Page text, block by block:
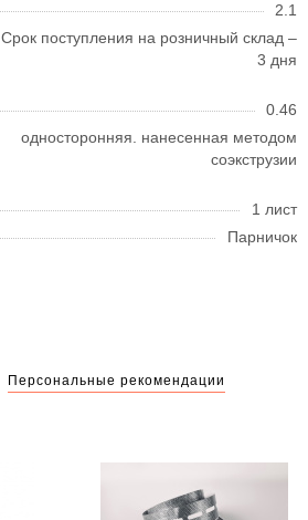
2.1
Срок поступления на розничный склад –
3 дня
0.46
односторонняя. нанесенная методом
соэкструзии
1 лист
Парничок
Персональные рекомендации